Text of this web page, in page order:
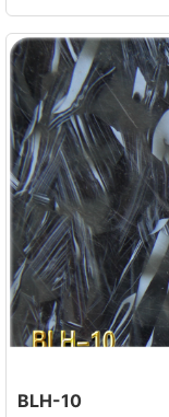
BLH-10